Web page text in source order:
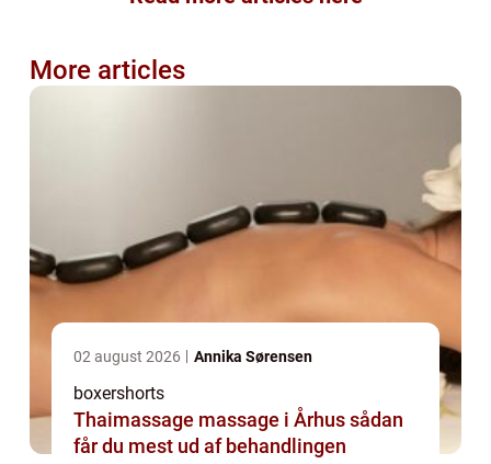
More articles
02 august 2026 Annika Sørensen
boxershorts
Thaimassage massage i Århus sådan
får du mest ud af behandlingen